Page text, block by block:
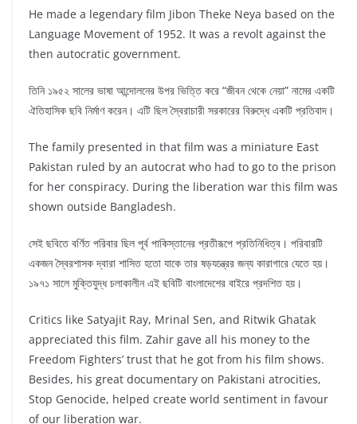
He made a legendary film Jibon Theke Neya based on the
Language Movement of 1952. It was a revolt against the
then autocratic government.
তিনি ১৯৫২ সালের ভাষা আন্দোলনের উপর ভিত্তি করে “জীবন থেকে নেয়া” নামের একটি
ঐতিহাসিক ছবি নির্মাণ করেন। এটি ছিল স্বৈরাচারী সরকারের বিরুদ্ধে একটি প্রতিবাদ।
The family presented in that film was a miniature East
Pakistan ruled by an autocrat who had to go to the prison
for her conspiracy. During the liberation war this film was
shown outside Bangladesh.
সেই ছবিতে বর্ণিত পরিবার ছিল পূর্ব পাকিস্তানের প্রতীরূপে প্রতিনিধিত্ব। পরিবারটি
একজন স্বৈরশাসক দ্বারা শাসিত হতো যাকে তার ষড়যন্ত্রের জন্য কারাগারে যেতে হয়।
১৯৭১ সালে মুক্তিযুদ্ধ চলাকালীন এই ছবিটি বাংলাদেশের বাইরে প্রদশিত হয়।
Critics like Satyajit Ray, Mrinal Sen, and Ritwik Ghatak
appreciated this film. Zahir gave all his money to the
Freedom Fighters’ trust that he got from his film shows.
Besides, his great documentary on Pakistani atrocities,
Stop Genocide, helped create world sentiment in favour
of our liberation war.